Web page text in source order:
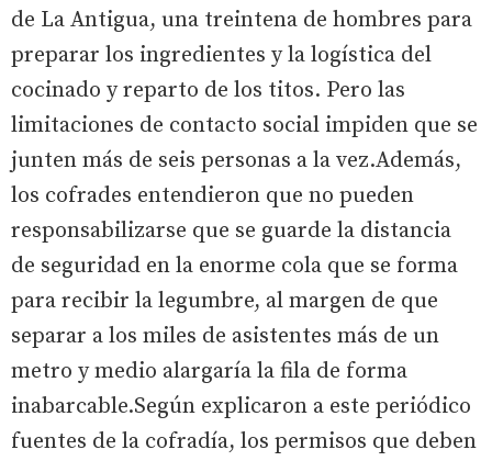
de La Antigua, una treintena de hombres para
preparar los ingredientes y la logística del
cocinado y reparto de los titos. Pero las
limitaciones de contacto social impiden que se
junten más de seis personas a la vez.Además,
los cofrades entendieron que no pueden
responsabilizarse que se guarde la distancia
de seguridad en la enorme cola que se forma
para recibir la legumbre, al margen de que
separar a los miles de asistentes más de un
metro y medio alargaría la fila de forma
inabarcable.Según explicaron a este periódico
fuentes de la cofradía, los permisos que deben